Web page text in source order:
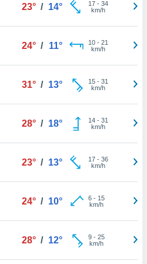
23° / 14° 17- 34
km/h
24° / 11° 10- 21
km/h
31° / 13° 15- 31
km/h
28° / 18° 14- 31
km/h
23° / 13° 17- 36
km/h
24° / 10° 6- 15
km/h
28° / 12° 9- 25
km/h